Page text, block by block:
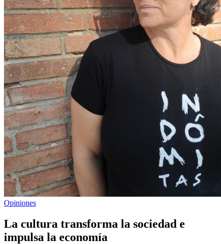
Opiniones
La cultura transforma la sociedad e
impulsa la economía